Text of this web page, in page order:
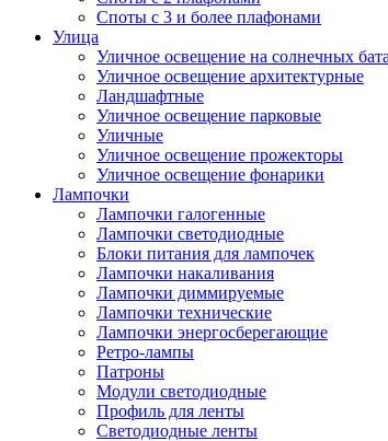
Споты с 3 и более плафонами
Улица
Уличное освещение на солнечных
Уличное освещение архитектурные
Ландшафтные
Уличное освещение парковые
Уличные
Уличное освещение прожекторы
Уличное освещение фонарики
Лампочки
Лампочки галогенные
Лампочки светодиодные
Блоки питания для лампочек
Лампочки накаливания
Лампочки диммируемые
Лампочки технические
Лампочки энергосберегающие
Ретро-лампы
Патроны
Модули светодиодные
Профиль для ленты
Светодиодные ленты